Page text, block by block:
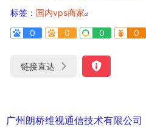
标签： 国内vps商家
0
0 0 0
链接直达
广州朗桥维视通信技术有限公司